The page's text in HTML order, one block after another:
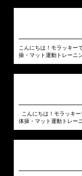
こんにちは！モラッキー
操・マット運動トレーニ
こんにちは！モラッキ
体操・マット運動トレー